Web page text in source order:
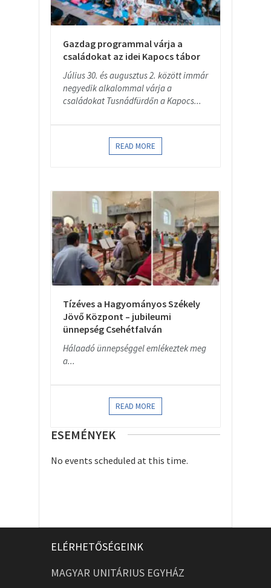
Gazdag programmal várja a
családokat az idei Kapocs tábor
Július 30. és augusztus 2. között immár
negyedik alkalommal várja a
családokat Tusnádfürdőn a Kapocs...
READ MORE
Tízéves a Hagyományos Székely
Jövő Központ – jubileumi
ünnepség Csehétfalván
Hálaadó ünnepséggel emlékeztek meg
a...
READ MORE
ESEMÉNYEK
No events scheduled at this time.
ELÉRHETŐSÉGEINK
MAGYAR UNITÁRIUS EGYHÁZ